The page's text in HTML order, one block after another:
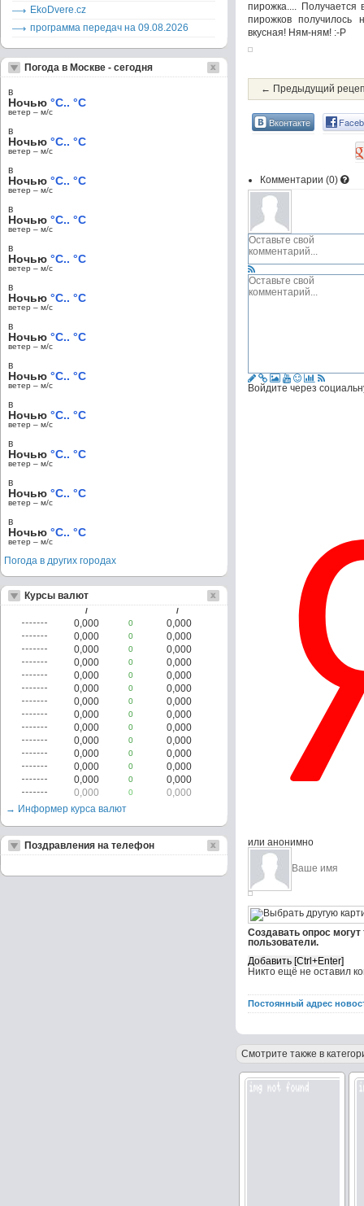
пирожка.... Получается
пирожков получилось
вкусная! Ням-ням! :-P
← Предыдущий
Вконтакте
Комментарии (0)
Войдите через
или анонимно
Создавать опрос
пользователи.
Никто ещё не оставил
Постоянный адрес
Смотрите также в
EkoDvere.cz
программа передач на 09.08.2026
Погода в Москве - сегодня
в
Ночью °C.. °C
ветер – м/c
в
Ночью °C.. °C
ветер – м/c
в
Ночью °C.. °C
ветер – м/c
в
Ночью °C.. °C
ветер – м/c
в
Ночью °C.. °C
ветер – м/c
в
Ночью °C.. °C
ветер – м/c
в
Ночью °C.. °C
ветер – м/c
в
Ночью °C.. °C
ветер – м/c
в
Ночью °C.. °C
ветер – м/c
в
Ночью °C.. °C
ветер – м/c
в
Ночью °C.. °C
ветер – м/c
в
Ночью °C.. °C
ветер – м/c
Погода в других городах
Курсы валют
/ /
0,000 0
0,000
0,000
0
0,000
0,000
0
0,000
0,000
0
0,000
0,000
0
0,000
0,000
0
0,000
0,000
0
0,000
0,000
0
0,000
0,000
0
0,000
0,000
0
0,000
0,000
0
0,000
0,000
0
0,000
0,000
0
0,000
0,000
0
0,000
→ Информер курса валют
Поздравления на телефон